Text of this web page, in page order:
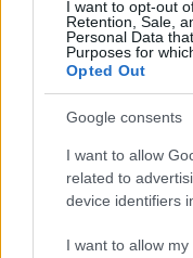
I want to opt-out
Retention, Sale,
Personal Data
Purposes for
Opted Out
Google consents
I want to allow
related to
device identifiers
I want to allow